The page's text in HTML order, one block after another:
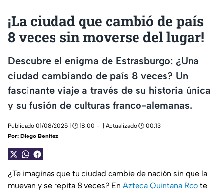
¡La ciudad que cambió de país
8 veces sin moverse del lugar!
Descubre el enigma de Estrasburgo: ¿Una
ciudad cambiando de país 8 veces? Un
fascinante viaje a través de su historia única
y su fusión de culturas franco-alemanas.
Publicado 01/08/2025 | 🕑 18:00
| Actualizado 🕑 00:13
Por: Diego Benítez
¿Te imaginas que tu ciudad cambie de nación sin que la
muevan y se repita 8 veces? En Azteca Quintana Roo te